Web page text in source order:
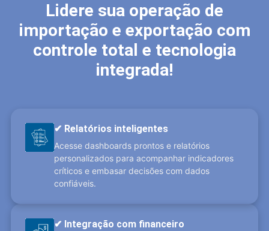
Lidere sua operação de
importação e exportação com
controle total e tecnologia
integrada!
✔ Relatórios inteligentes
Acesse dashboards prontos e relatórios
personalizados para acompanhar indicadores
críticos e embasar decisões com dados
confiáveis.
✔ Integração com financeiro